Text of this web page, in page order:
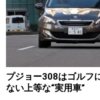
い。特に４桁モデ
と個性的なSUVが
択肢だと言っていい
2008はハッチバッ
3008なら、308だ
プジョー308はゴルフ
ない上等な“実用車”